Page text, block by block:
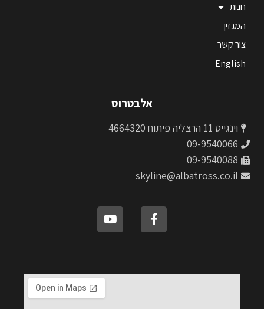
חנות
המגזין
צור קשר
English
אלבטרוס
וינגייט 11 הרצליה פיתוח 4664320
09-9540066
09-9540088
skyline@albatross.co.il